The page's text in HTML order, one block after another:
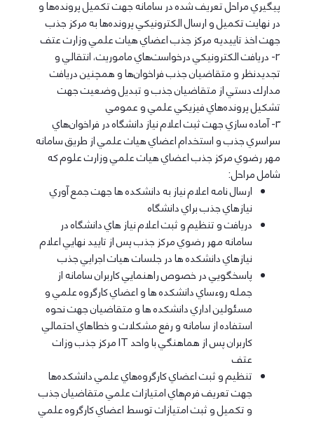
پيگيري مراحل تعريف شده در سامانه جهت تكميل پرونده‌ها و
در نهايت تكميل و ارسال الكترونيكي پرونده‌ها به مركز جذب
جهت اخذ تاييديه مركز جذب اعضاي هيات علمي وزارت عتف
2- دريافت الكترونيكي درخواست‌هاي ماموريت، انتقالي و
تجديدنظر و متقاضيان جذب فراخوان‌ها و همچنين دريافت
مدارك دستي از متقاضيان جذب و تبديل وضعيت جهت
تشكيل پرونده‌هاي فيزيكي علمي و عمومي
3- آماده سازي جهت ثبت اعلام نياز دانشگاه در فراخوان‌هاي
سراسري جذب و استخدام اعضاي هيات علمي از طريق سامانه
مهر رضوي مركز جذب اعضاي هيات علمي وزارت علوم كه
شامل مراحل:
ارسال نامه اعلام نياز به دانشكده ها جهت جمع آوري
نيازهاي جذب براي دانشگاه
دريافت و تنظيم و ثبت اعلام نياز هاي دانشگاه در
سامانه مهر رضوي مركز جذب پس از تاييد نهايي اعلام
نيازهاي دانشكده ها در جلسات هيات اجرايي جذب
پاسخگويي در خصوص راهنمايي كاربران سامانه از
جمله روءساي دانشكده ها و اعضاي كارگروه علمي و
مسئولين اداري دانشكده ها و متقاضيان جهت نحوه
استفاده از سامانه و رفع مشكلات و خطاهاي احتمالي
كاربران پس از هماهنگي با واحد IT مركز جذب وزات
عتف
تنظيم و ثبت اعضاي كارگروه‌هاي علمي دانشكده‌ها
جهت تعريف فرم‌هاي امتيازات علمي متقاضيان جذب
و تكميل و ثبت امتيازات توسط اعضاي كارگروه علمي